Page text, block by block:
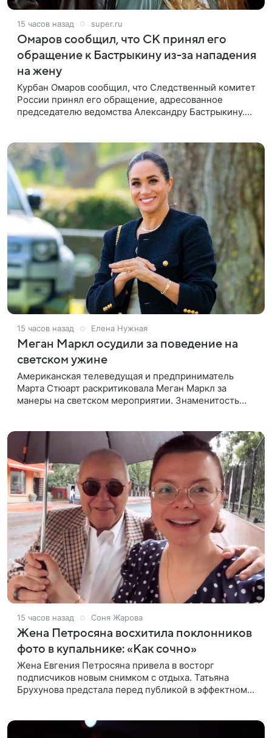
15 часов назад super.ru
Омаров сообщил, что СК принял его
обращение к Бастрыкину из-за нападения
на жену
Курбан Омаров сообщил, что Следственный комитет
России принял его обращение, адресованное
председателю ведомства Александру Бастрыкину.
15 часов назад Елена Нужная
Меган Маркл осудили за поведение на
светском ужине
Американская телеведущая и предприниматель
Марта Стюарт раскритиковала Меган Маркл за
манеры на светском мероприятии. Знаменитость
15 часов назад Соня Жарова
Жена Петросяна восхитила поклонников
фото в купальнике: «Как сочно»
Жена Евгения Петросяна привела в восторг
подписчиков новым снимком с отдыха. Татьяна
Брухунова предстала перед публикой в эффектном